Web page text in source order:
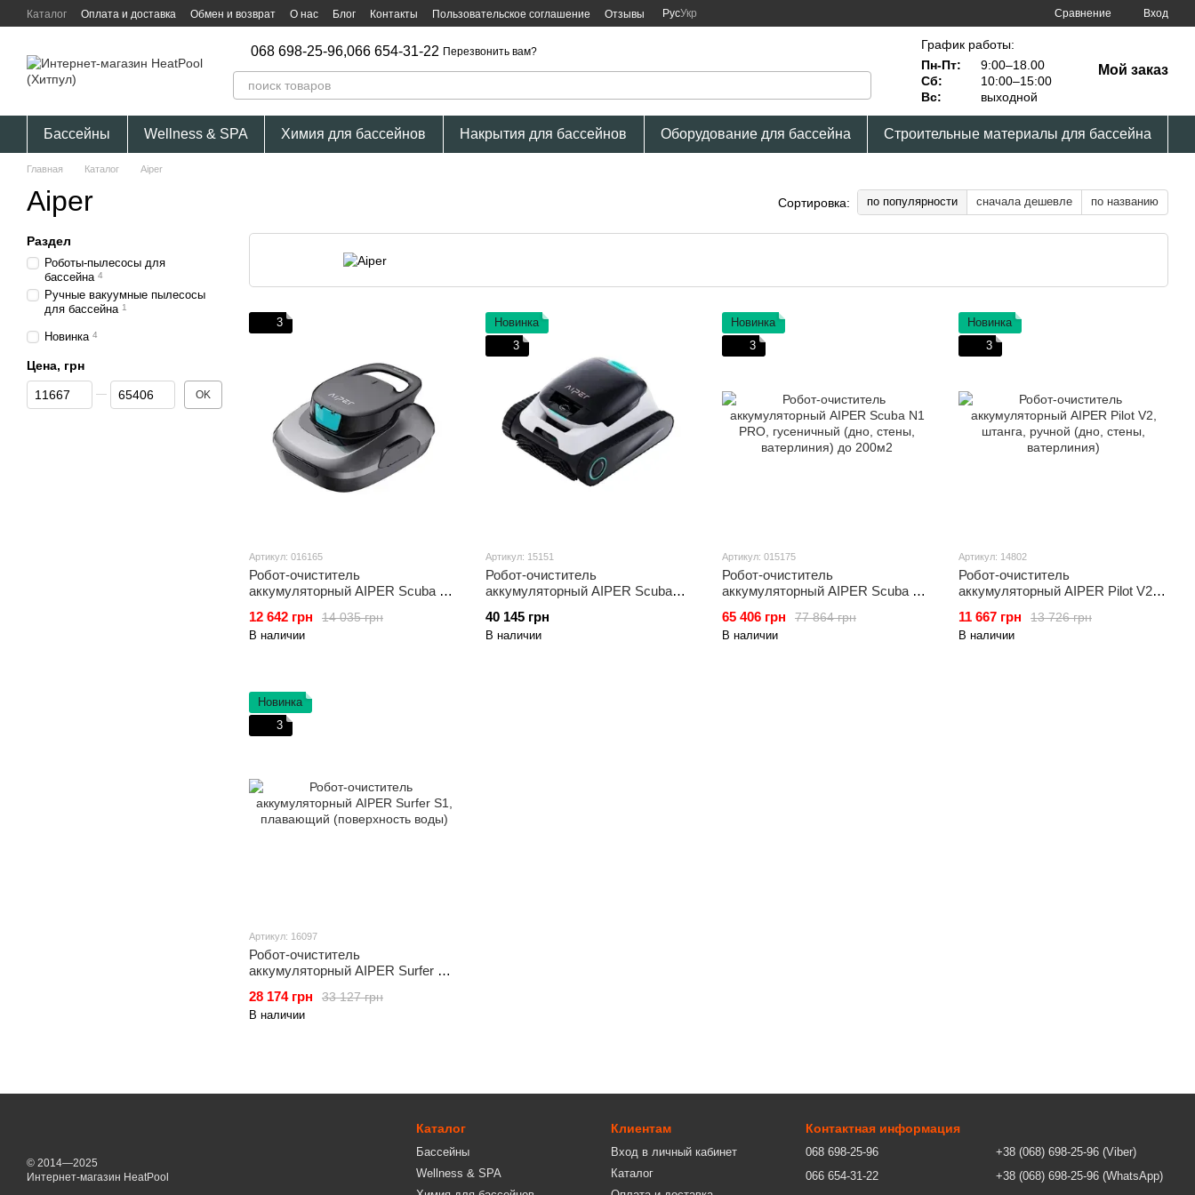
Перейти к основному контенту
Каталог Оплата и доставка Обмен и возврат О нас Блог Контакты Пользовательское соглашение Отзывы РусУкр Сравнение Вход
068 698-25-96,066 654-31-22 Перезвонить вам?
График работы:
Пн-Пт:
9:00–18.00
Сб:
10:00–15:00
Вс:
выходной
Мой заказ
Бассейны Wellness & SPA Химия для бассейнов Накрытия для бассейнов Оборудование для бассейна Строительные материалы для бассейна
Главная Каталог Aiper
Aiper Сортировка: по популярности сначала дешевле по названию
3
Артикул: 016165
Робот-очиститель
аккумуляторный AIPER Scuba SE
80м3
14 035 грн
12 642 грн
В наличии
Новинка
3
Артикул: 15151
Робот-очиститель
аккумуляторный AIPER Scuba
ватерлиния) до 150м2
40 145 грн
В наличии
Новинка
3
Артикул: 015175
Робот-очиститель
аккумуляторный AIPER Scuba N1
ватерлиния) до 200м2
77 864 грн
65 406 грн
В наличии
Новинка
3
Артикул: 14802
Робот-очиститель
аккумуляторный AIPER Pilot V2,
ватерлиния)13 726 грн
11 667 грн
В наличии
Новинка
3
Артикул: 16097
Робот-очиститель
аккумуляторный AIPER Surfer S1,
33 127 грн
28 174 грн
В наличии
Раздел
Роботы-пылесосы для
бассейна 4
Ручные вакуумные пылесосы
для бассейна 1
Новинка 4
Цена, грн
От Цена, грн
До Цена, грн OK
© 2014—2025
Интернет-магазин HeatPool
Каталог
Бассейны
Wellness & SPA
Клиентам
Вход в личный кабинет
Каталог
Контактная информация
068 698-25-96
066 654-31-22
+38 (068) 698-25-96 (Viber)
+38 (068) 698-25-96 (WhatsApp)